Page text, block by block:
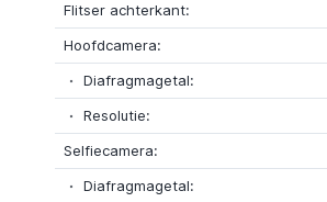
Flitser achterkant:
Hoofdcamera:
Diafragmagetal:
Resolutie:
Selfiecamera:
Diafragmagetal: